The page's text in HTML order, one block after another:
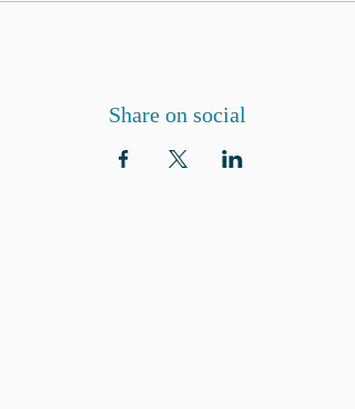
Share on social